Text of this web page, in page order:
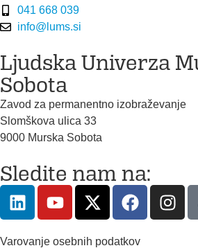
041 668 039
info@lums.si
Ljudska Univerza
Sobota
Zavod za permanentno izobraževanje
Slomškova ulica 33
9000 Murska Sobota
Sledite nam na:
Varovanje osebnih podatkov